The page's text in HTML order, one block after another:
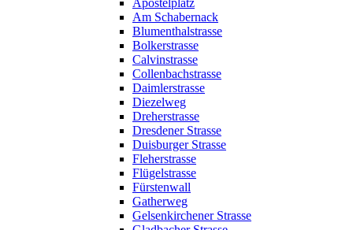
Am Schabernack
Blumenthalstrasse
Bolkerstrasse
Calvinstrasse
Collenbachstrasse
Daimlerstrasse
Diezelweg
Dreherstrasse
Dresdener Strasse
Duisburger Strasse
Fleherstrasse
Flügelstrasse
Fürstenwall
Gatherweg
Gelsenkirchener Strasse